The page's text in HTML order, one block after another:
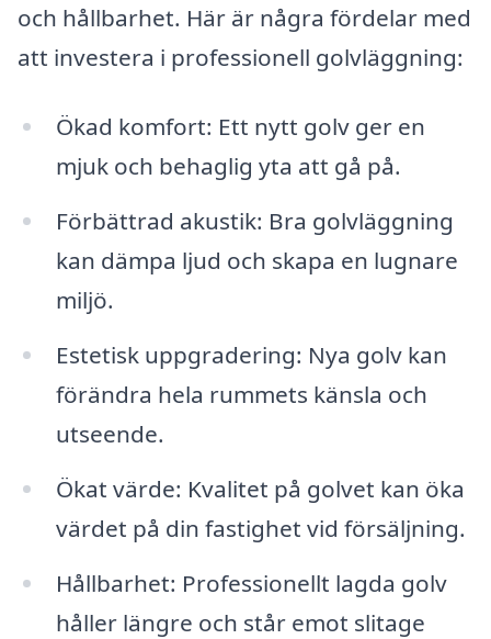
och hållbarhet. Här är några fördelar med
att investera i professionell golvläggning:
Ökad komfort: Ett nytt golv ger en
mjuk och behaglig yta att gå på.
Förbättrad akustik: Bra golvläggning
kan dämpa ljud och skapa en lugnare
miljö.
Estetisk uppgradering: Nya golv kan
förändra hela rummets känsla och
utseende.
Ökat värde: Kvalitet på golvet kan öka
värdet på din fastighet vid försäljning.
Hållbarhet: Professionellt lagda golv
håller längre och står emot slitage